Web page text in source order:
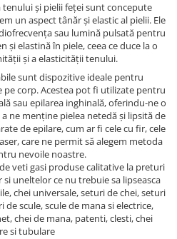
și pielii feței sunt concepute
un aspect tânăr și elastic al pielii. Ele
sau lumină pulsată pentru
și elastină în piele, ceea ce duce la o
și a elasticității tenului.
sunt dispozitive ideale pentru
corp. Acestea pot fi utilizate pentru
sau epilarea inghinală, oferindu-ne o
ne menține pielea netedă și lipsită de
de epilare, cum ar fi cele cu fir, cele
care ne permit să alegem metoda
nevoile noastre.
veti gasi produse calitative la preturi
uneltelor ce nu trebuie sa lipseasca
chei universale, seturi de chei, seturi
de scule, scule de mana si electrice,
chei de mana, patenti, clesti, chei
si tubulare